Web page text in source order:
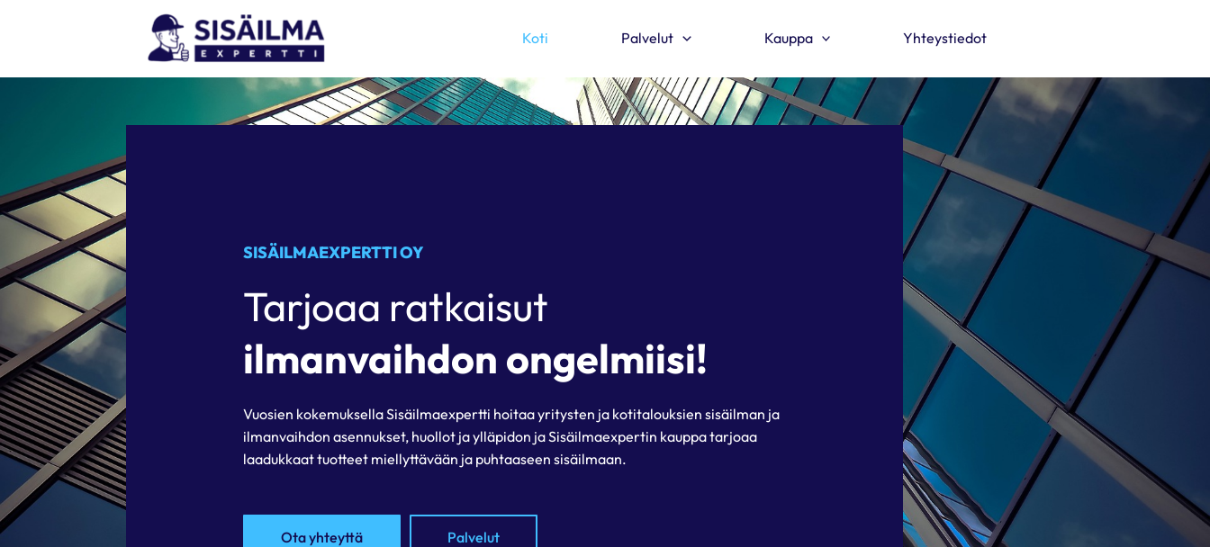
Koti Palvelut Kauppa Yhteystiedot
SISÄILMAEXPERTTI OY
Tarjoaa ratkaisut
ilmanvaihdon ongelmiisi!
Vuosien kokemuksella Sisäilmaexpertti hoitaa yritysten ja kotitalouksien sisäilman ja
ilmanvaihdon asennukset, huollot ja ylläpidon ja Sisäilmaexpertin kauppa tarjoaa
laadukkaat tuotteet miellyttävään ja puhtaaseen sisäilmaan.
Ota yhteyttä Palvelut